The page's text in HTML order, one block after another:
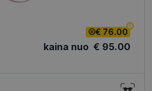
kaina nuo
€ 76.00
€ 95.00